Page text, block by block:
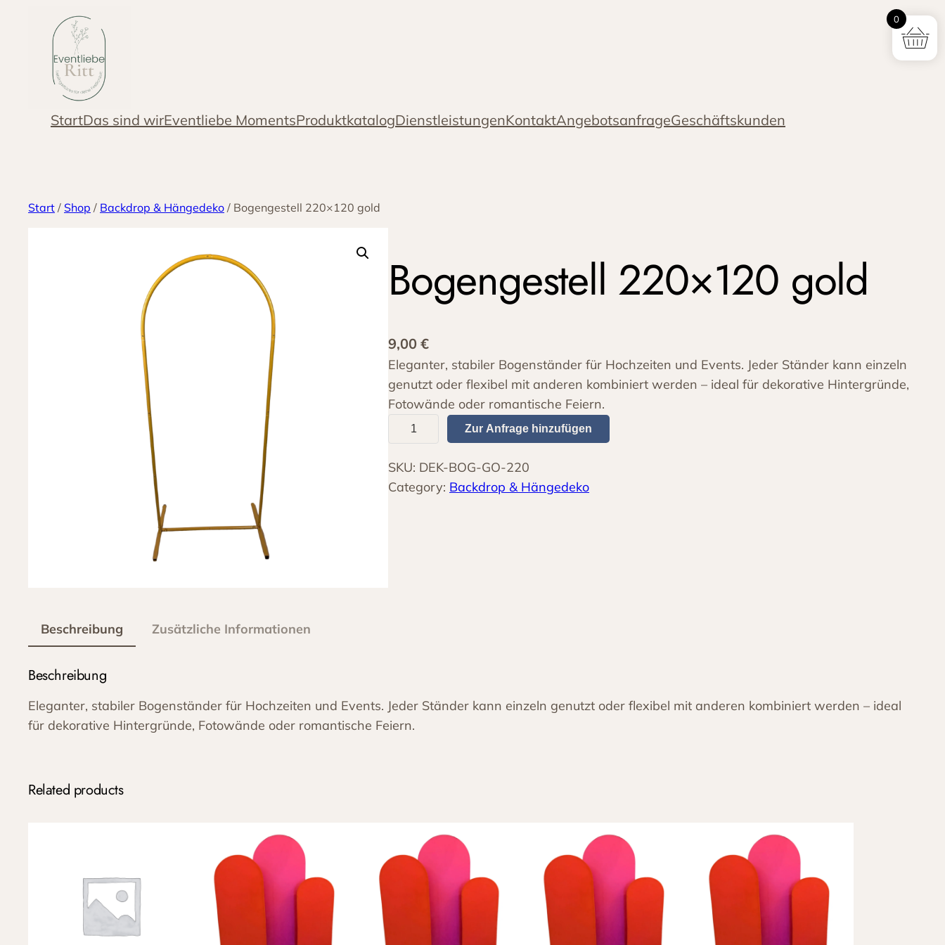
springen
StartDas sind wirEventliebe MomentsProduktkatalogDienstleistungenKontaktAngebotsanfrageGeschäftskunden
Start / Shop / Backdrop & Hängedeko / Bogengestell 220×120 gold
Bogengestell 220×120 gold
9,00 €
Eleganter, stabiler Bogenständer für Hochzeiten und Events. Jeder Ständer kann einzeln
genutzt oder flexibel mit anderen kombiniert werden – ideal für dekorative Hintergründe,
Fotowände oder romantische Feiern.
o
g
e
0
×
d
Zur Anfrage hinzufügen
SKU: DEK-BOG-GO-220
Category: Backdrop & Hängedeko
Beschreibung Zusätzliche Informationen
Beschreibung
Eleganter, stabiler Bogenständer für Hochzeiten und Events. Jeder Ständer kann einzeln genutzt oder flexibel mit anderen kombiniert werden – ideal
für dekorative Hintergründe, Fotowände oder romantische Feiern.
Related products
0